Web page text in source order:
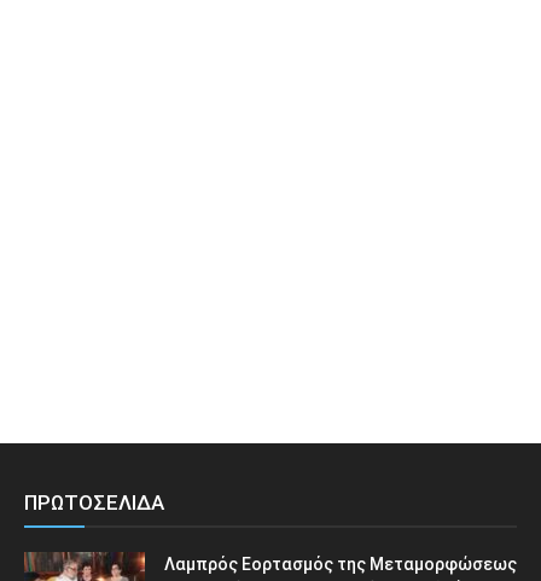
ΠΡΩΤΟΣΕΛΙΔΑ
Λαμπρός Εορτασμός της Μεταμορφώσεως